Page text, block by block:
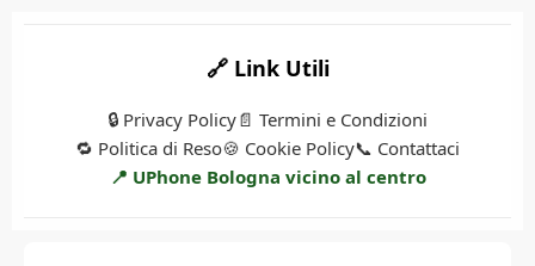
🔗 Link Utili
🔒 Privacy Policy📄 Termini e Condizioni
🔁 Politica di Reso🍪 Cookie Policy📞 Contattaci
📍 UPhone Bologna vicino al centro